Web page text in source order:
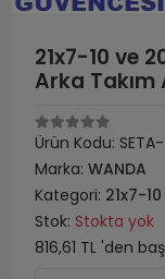
21x7-10 ve
Arka
Ürün Kodu:
Marka: WANDA
Kategori: 21x7-
Stok: Stokta yok
816,61 TL 'den